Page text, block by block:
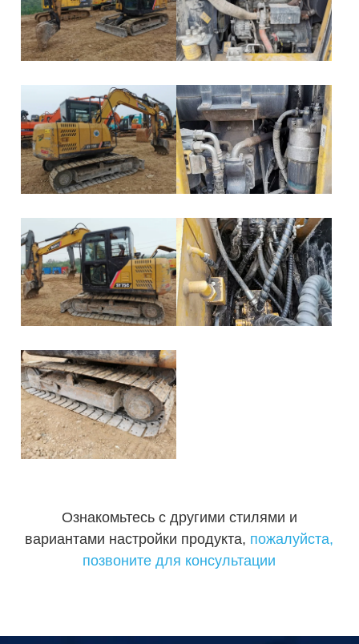
Ознакомьтесь с другими стилями и
вариантами настройки продукта, пожалуйста,
позвоните для консультации